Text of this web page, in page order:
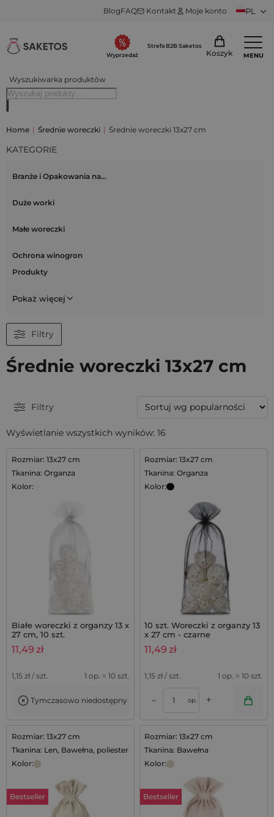
BlogFAQ Kontakt Moje konto PL
Wyszukiwarka produktów
Wyprzedaż
Strefa B2B Saketos
Koszyk MENU
Home | Średnie woreczki | Średnie woreczki 13x27 cm
KATEGORIE
Branże i Opakowania na…
Duże worki
Małe woreczki
Ochrona winogron
Produkty
Pokaż więcej
Filtry
Średnie woreczki 13x27 cm
Filtry
Wyświetlanie wszystkich wyników: 16
Rozmiar: 13x27 cm
Tkanina: Organza
Kolor:
Białe woreczki z organzy 13 x
27 cm, 10 szt.
11,49 zł
1,15 zł / szt. 1 op. = 10 szt.
Tymczasowo niedostępny
Rozmiar: 13x27 cm
Tkanina: Organza
Kolor:
10 szt. Woreczki z organzy 13
x 27 cm - czarne
11,49 zł
1,15 zł / szt. 1 op. = 10 szt.
– op. +
Rozmiar: 13x27 cm
Tkanina: Len, Bawełna, poliester
Kolor:
Bestseller
Rozmiar: 13x27 cm
Tkanina: Bawełna
Kolor:
Bestseller